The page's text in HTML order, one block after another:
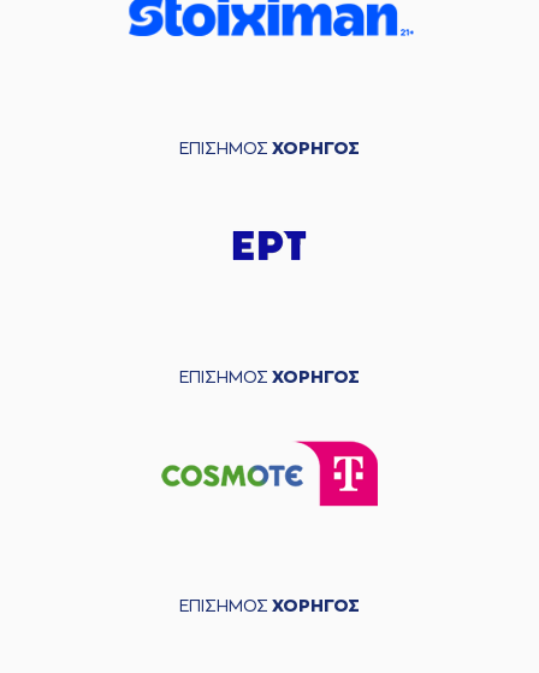
ΕΠΙΣΗΜΟΣ ΧΟΡΗΓΟΣ
ΕΠΙΣΗΜΟΣ ΧΟΡΗΓΟΣ
ΕΠΙΣΗΜΟΣ ΧΟΡΗΓΟΣ